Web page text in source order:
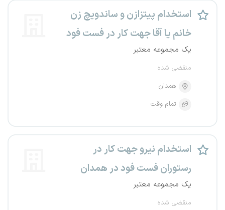
استخدام پیتزازن و ساندویچ زن
خانم یا آقا جهت کار در فست فود
یک مجموعه معتبر
منقضی شده
همدان
تمام وقت
استخدام نیرو جهت کار در
رستوران فست فود در همدان
یک مجموعه معتبر
منقضی شده